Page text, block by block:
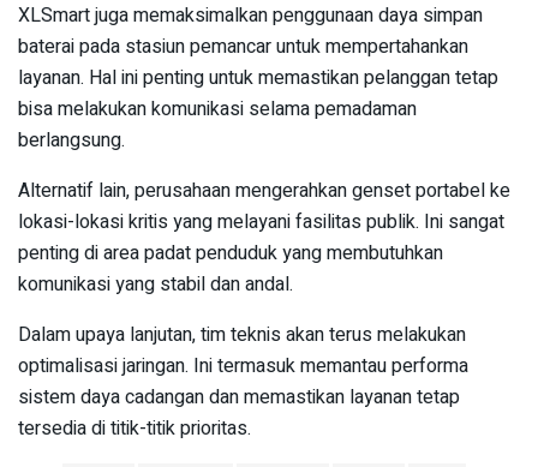
XLSmart juga memaksimalkan penggunaan daya simpan
baterai pada stasiun pemancar untuk mempertahankan
layanan. Hal ini penting untuk memastikan pelanggan tetap
bisa melakukan komunikasi selama pemadaman
berlangsung.
Alternatif lain, perusahaan mengerahkan genset portabel ke
lokasi-lokasi kritis yang melayani fasilitas publik. Ini sangat
penting di area padat penduduk yang membutuhkan
komunikasi yang stabil dan andal.
Dalam upaya lanjutan, tim teknis akan terus melakukan
optimalisasi jaringan. Ini termasuk memantau performa
sistem daya cadangan dan memastikan layanan tetap
tersedia di titik-titik prioritas.